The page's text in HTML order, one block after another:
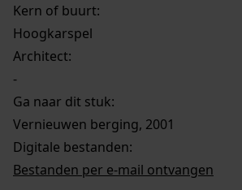
Kern of buurt:
Hoogkarspel
Architect:
-
Ga naar dit stuk:
Vernieuwen berging, 2001
Digitale bestanden:
Bestanden per e-mail ontvangen